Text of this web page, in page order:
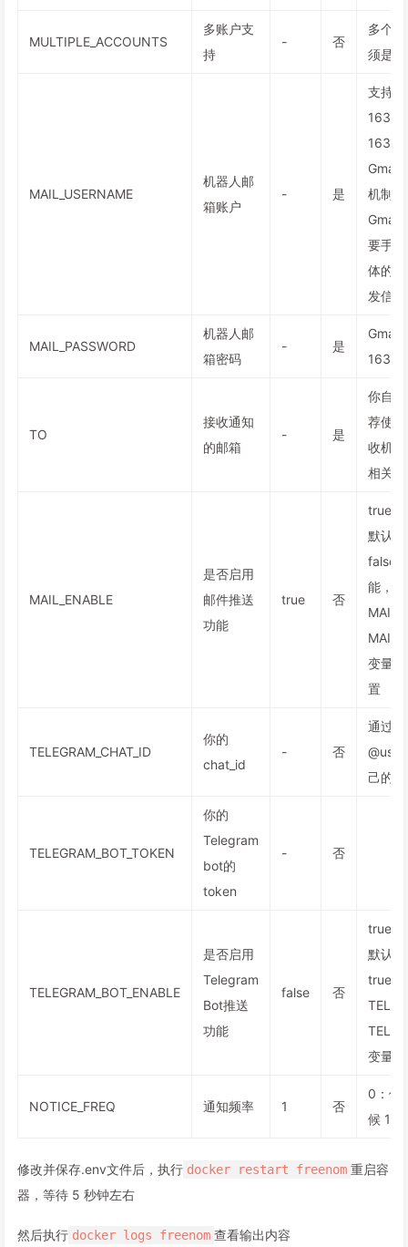
MULTIPLE_ACCOUNTS
多账户支
持
- 否
多个
须是
MAIL_USERNAME
机器人邮
箱账户
- 是
支持
163邮
163邮
Gmail
机制
Gmail
要手
体的
发信
MAIL_PASSWORD
机器人邮
箱密码
- 是
Gmail
163邮
TO
接收通知
的邮箱
- 是
你自
荐使
收机
相关
MAIL_ENABLE
是否启用
邮件推送
功能
true 否
true：
默认
false
能，
变量
置
TELEGRAM_CHAT_ID
你的
chat_id
- 否
通过
己的id
TELEGRAM_BOT_TOKEN
你的
Telegram
bot的
token
- 否
TELEGRAM_BOT_ENABLE
是否启用
Telegram
Bot推送
功能
false 否
true：
默认
true，
变量
NOTICE_FREQ 通知频率 1 否
0：仅
候 1：
修改并保存.env文件后，执行 docker restart freenom 重启容
器，等待 5 秒钟左右
然后执行 docker logs freenom 查看输出内容